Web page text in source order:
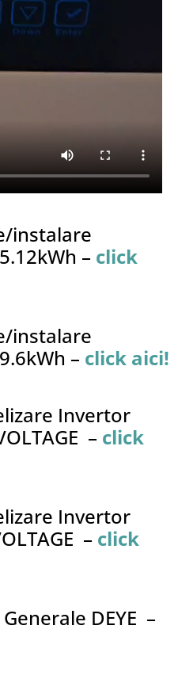
instalare
– click
instalare
– click aici!
Invertor
– click
Invertor
– click
DEYE –